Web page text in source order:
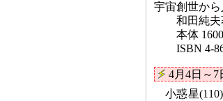
宇宙創世か
和田純
本体
ISBN 4-
4月4日～
小惑星